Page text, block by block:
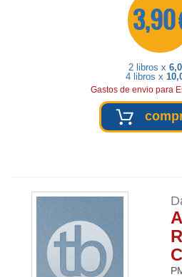
3,90
2 libros x
4 libros x
Gastos de envio para